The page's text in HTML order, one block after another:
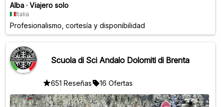
Alba · Viajero solo
Italia
Profesionalismo, cortesía y disponibilidad
Scuola di Sci Andalo Dolomiti di Brenta
651 Reseñas 16 Ofertas